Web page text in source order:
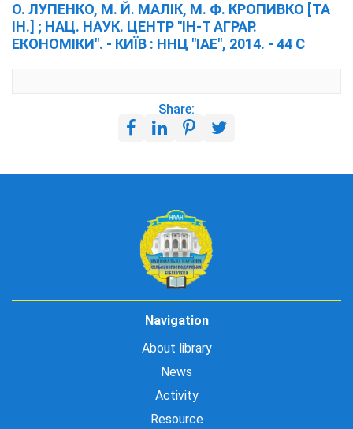
О. ЛУПЕНКО, М. Й. МАЛІК, М. Ф. КРОПИВКО [ТА
ІН.] ; НАЦ. НАУК. ЦЕНТР "ІН-Т АГРАР.
ЕКОНОМІКИ". - КИЇВ : ННЦ "ІАЕ", 2014. - 44 С
Share:
Navigation
About library
News
Activity
Resource